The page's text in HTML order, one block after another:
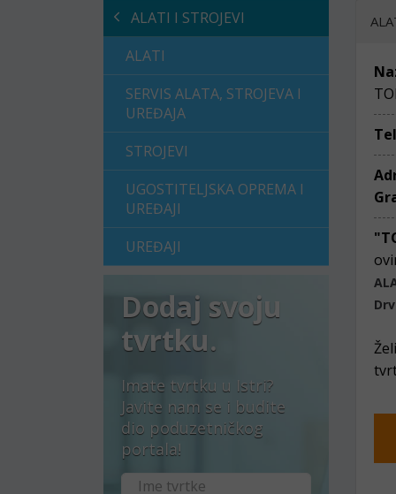
ALATI I STROJEVI
ALATI
SERVIS ALATA, STROJEVA I
UREĐAJA
STROJEVI
UGOSTITELJSKA OPREMA I
UREĐAJI
UREĐAJI
Dodaj svoju
tvrtku.
Imate tvrtku u Istri?
Javite nam se i budite
dio poduzetničkog
portala!